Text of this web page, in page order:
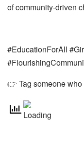
of community-driven
#EducationForAll
👉 Tag someone